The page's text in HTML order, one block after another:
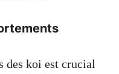
des koi est crucial